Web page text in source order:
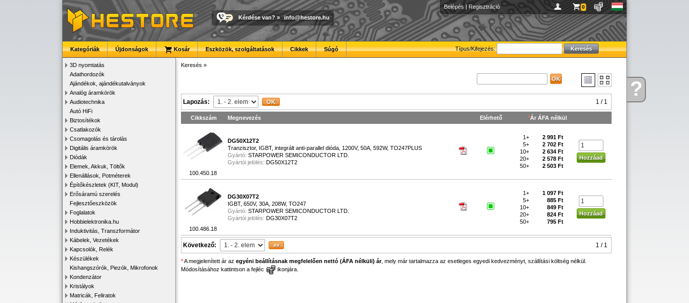
Kérdése
van
?
Belépés | Regisztráció 0
Kérdése van? » info@hestore.hu
Típus/Kifejezés:
Kategóriák Újdonságok Kosár Eszközök, szolgáltatások Cikkek Súgó
3D nyomtatás
Adathordozók
Ajándékok, ajándékutalványok
Analóg áramkörök
Audiotechnika
Autó HiFi
Biztosítékok
Csatlakozók
Csomagolás és tárolás
Digitális áramkörök
Diódák
Elemek, Akkuk, Töltők
Ellenállások, Potméterek
Építőkészletek (KIT, Modul)
Erősáramú szerelés
Fejlesztőeszközök
Foglalatok
Hobbielektronika.hu
Induktivitás, Transzformátor
Kábelek, Vezetékek
Kapcsolók, Relék
Készülékek
Kishangszórók, Piezók, Mikrofonok
Kondenzátor
Kristályok
Matricák, Feliratok
Keresés »
Lapozás: 1 / 1
Cikkszám Megnevezés Elérhető *Ár ÁFA nélkül
100.450.18
DG50X12T2
Tranzisztor, IGBT, integrált anti-parallel dióda, 1200V, 50A, 592W, TO247PLUS
Gyártó: STARPOWER SEMICONDUCTOR LTD.
Gyártói jelölés: DG50X12T2
1+
2 991 Ft
5+
2 702 Ft
10+
2 634 Ft
20+
2 578 Ft
50+
2 503 Ft
100.486.18
DG30X07T2
IGBT, 650V, 30A, 208W, TO247
Gyártó: STARPOWER SEMICONDUCTOR LTD.
Gyártói jelölés: DG30X07T2
1+
1 097 Ft
5+
885 Ft
10+
849 Ft
20+
824 Ft
50+
795 Ft
Következő: 1 / 1
*A megjelenített ár az egyéni beállításnak megfelelően nettó (ÁFA nélküli) ár, mely már tartalmazza az esetleges egyedi kedvezményt, szállítási költség nélkül.
Módosításához kattintson a fejléc
ikonjára.